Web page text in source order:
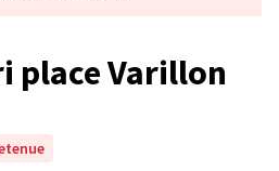
place Varillon